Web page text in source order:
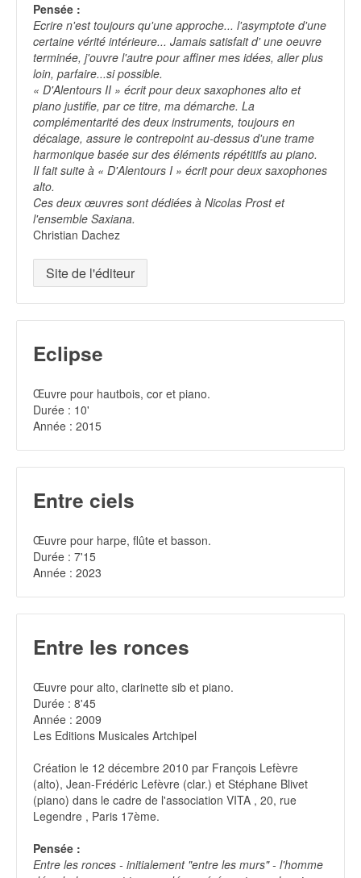
Pensée :
Ecrire n'est toujours qu'une approche... l'asymptote d'une
certaine vérité intérieure... Jamais satisfait d' une oeuvre
terminée, j'ouvre l'autre pour affiner mes idées, aller plus
loin, parfaire...si possible.
« D'Alentours II » écrit pour deux saxophones alto et
piano justifie, par ce titre, ma démarche. La
complémentarité des deux instruments, toujours en
décalage, assure le contrepoint au-dessus d'une trame
harmonique basée sur des éléments répétitifs au piano.
Il fait suite à « D'Alentours I » écrit pour deux saxophones
alto.
Ces deux œuvres sont dédiées à Nicolas Prost et
l'ensemble Saxiana.
Christian Dachez
Site de l'éditeur
Eclipse
Œuvre pour hautbois, cor et piano.
Durée : 10'
Année : 2015
Entre ciels
Œuvre pour harpe, flûte et basson.
Durée : 7'15
Année : 2023
Entre les ronces
Œuvre pour alto, clarinette sib et piano.
Durée : 8'45
Année : 2009
Les Editions Musicales Artchipel
Création le 12 décembre 2010 par François Lefèvre
(alto), Jean-Frédéric Lefèvre (clar.) et Stéphane Blivet
(piano) dans le cadre de l'association VITA , 20, rue
Legendre , Paris 17ème.
Pensée :
Entre les ronces - initialement "entre les murs" - l'homme